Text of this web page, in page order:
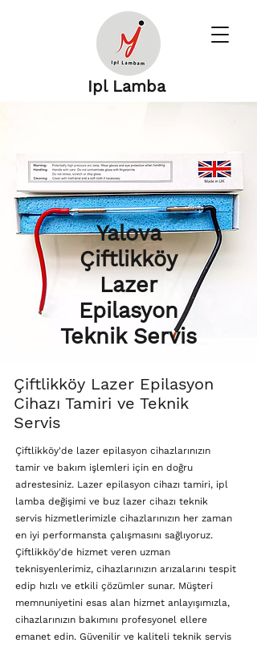
Ipl Lamba
Yalova
Çiftlikköy
Lazer
Epilasyon
Teknik Servis
Çiftlikköy Lazer Epilasyon
Cihazı Tamiri ve Teknik
Servis
Çiftlikköy'de lazer epilasyon cihazlarınızın
tamir ve bakım işlemleri için en doğru
adrestesiniz. Lazer epilasyon cihazı tamiri, ipl
lamba değişimi ve buz lazer cihazı teknik
servis hizmetlerimizle cihazlarınızın her zaman
en iyi performansta çalışmasını sağlıyoruz.
Çiftlikköy'de hizmet veren uzman
teknisyenlerimiz, cihazlarınızın arızalarını tespit
edip hızlı ve etkili çözümler sunar. Müşteri
memnuniyetini esas alan hizmet anlayışımızla,
cihazlarınızın bakımını profesyonel ellere
emanet edin. Güvenilir ve kaliteli teknik servis